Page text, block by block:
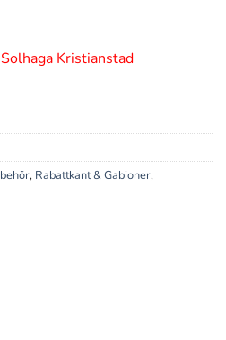
Kristianstad
, Rabattkant & Gabioner,